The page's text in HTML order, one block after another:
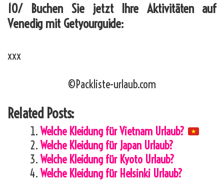
10/ Buchen Sie jetzt Ihre Aktivitäten auf
Venedig mit Getyourguide:
xxx
©Packliste-urlaub.com
Related Posts:
Welche Kleidung für Vietnam Urlaub?
Welche Kleidung für Japan Urlaub?
Welche Kleidung für Kyoto Urlaub?
Welche Kleidung für Helsinki Urlaub?